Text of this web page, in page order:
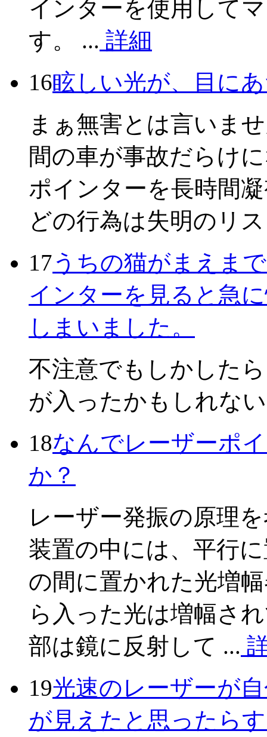
インターを使用して
す。 ... 詳細
16眩しい光が、目に
まぁ無害とは言いま
間の車が事故だらけ
ポインターを長時間
どの行為は失明のリ
17うちの猫がまえま
インターを見ると急
しまいました。
不注意でもしかした
が入ったかもしれな
18なんでレーザーポ
か？
レーザー発振の原理
装置の中には、平行
の間に置かれた光増
ら入った光は増幅さ
部は鏡に反射して ...
19光速のレーザーが
が見えたと思ったら